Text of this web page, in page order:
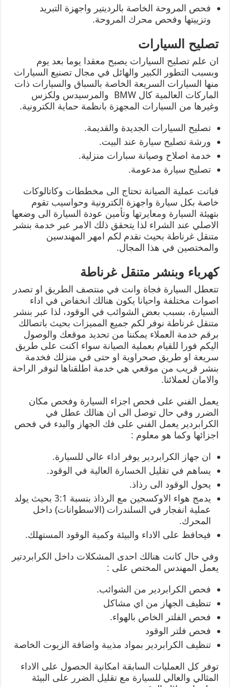
فحص المروحة الخاصة بالرديتير واجهزة التبريد
وتزييتها وفحص محرك المروحة.
تصليح السيارات
ان علم تصليح السيارات يصبح معقدا يوما بعد يوم
وبسبب التطور الكبير والهائل في مجال تصنيع السيارات
منها السيارات السريعة الخاصة بالسباق والسيارات ذات
الماركات العالمية كال BMW والمرسيدس ولكزس
وغيرها من السيارات المجهزة بانظمة حماية الكترونية.
تصليح السيارات الجديدة والقديمة.
ورشة تصليح سيارة عند البيت.
خدمة اصلاح وصيانة سبارات منزلية.
تصليح سيارة مدعومة.
فباتت عملية الصيانة تحتاج الى مخططات وكاتالوكات
خاصة بكل سيارة واجهزة الكترونية وحواسيب تقوم
بتهيئة السيارة ومعايرتها وتأمين عودة السيارة الى وضعها
الاصلي عند الشراء لذا يتحقق ذلك الامر عبر خدمة بنشر
متنقل غرناطة بحيث نقدم لكم امهر المهندسين
والمختصين في هذا المجال.
كهرباء وبنشر متنقل غرناطة
تتعطل السيارة فجاة وانت في منتصف الطريق او تصدر
اصوات مختلفة واحيانا يكون هنالك انخفاض في اداء
السيارة، بسبب بعض الشوائب في الوقود، لذا عبر بنشر
متنقل غرناطة نوفر لكم جميع المميزات بحيث باتصالك
برقم خدمة العملاء يمكننا من تحديد موقعك والوصول
اليكم فورا للقيام بعملية الصيانة سواء اكنت على طريق
سريعة او طريق صحراوية او حتى في منزلك فخدمة
بنشر قريب من موقعي هي خدمة اطلقناها لنوفر الراحة
والامان لعملائنا.
يعمل الفني على فحص اجزاء السيارة وفحص مكان
الضرر وفي حال توصل الى ان هنالك عطل في
الكرابردير يعمل الفني على فك الجهاز والبدء في فحص
اجزائها وكما هو معلوم :
ان جهاز الكرابردير يوفر اداء عالي للسيارة.
يساهم في تقليل الخسارة العالية في الوقود.
يحول الوقود الى رذاذ.
يدمج هواء الاوكسجين مع الرذاذ بنسبة 3:1 بحيث يولد
عملية انفجار في السلندرات (الاسطوانات) داخل
المحرك.
فيحافظ على الاداء والبيئة وكمية الوقود المستهلك.
وفي حال كانت هنالك احدى المشكلات داخل الكرابردتير
يعمل المهندس المختص على :
فحص الكرابردير من الشوائب.
تنظيف الجهاز من اي مشاكل
فحص الفلتر الخاص بالهواء.
فحص فلتر الوقود
تنظيف الكرابردير بمواد مذيبة واضافة الزيوت الخاصة
توفر كل العمليات السابقة امكانية الحصول على الاداء
المثالي والعالي للسيارة مع تقليل الضرر على البيئة